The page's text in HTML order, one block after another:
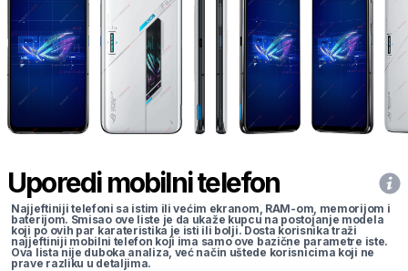
Uporedi mobilni telefon
Najjeftiniji telefoni sa istim ili većim ekranom, RAM-om, memorijom i
baterijom. Smisao ove liste je da ukaže kupcu na postojanje modela
koji po ovih par karateristika je isti ili bolji. Dosta korisnika traži
najjeftiniji mobilni telefon koji ima samo ove bazične parametre iste.
Ova lista nije duboka analiza, već način uštede korisnicima koji ne
prave razliku u detaljima.